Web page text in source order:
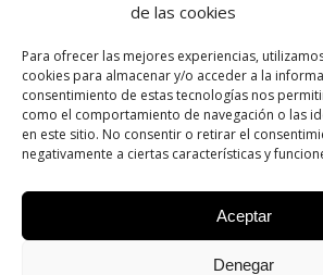
de las cookies
Para ofrecer las mejores experiencias,
cookies para almacenar y/o acceder a la
consentimiento de estas tecnologías nos
como el comportamiento de navegación o las
en este sitio. No consentir o retirar el
negativamente a ciertas características y
Aceptar
Denegar